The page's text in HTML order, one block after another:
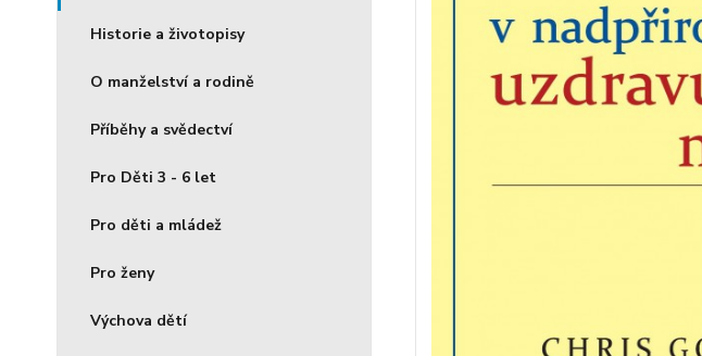
Historie a životopisy
O manželství a rodině
Příběhy a svědectví
Pro Děti 3 - 6 let
Pro děti a mládež
Pro ženy
Výchova dětí